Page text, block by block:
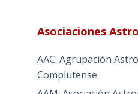
Asociaciones
AAC: Agrupación
Complutense